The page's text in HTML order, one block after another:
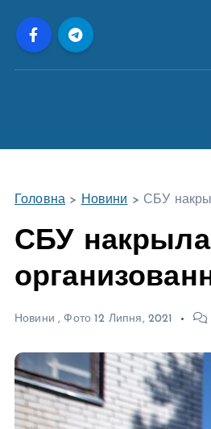
Головна > Новини > СБУ
СБУ накрыла
Новини , Фото 12 Липня, 2021